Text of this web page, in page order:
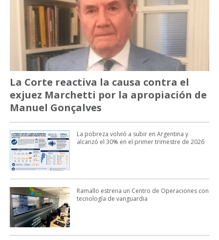
La Corte reactiva la causa contra el
exjuez Marchetti por la apropiación de
Manuel Gonçalves
La pobreza volvió a subir en Argentina y
alcanzó el 30% en el primer trimestre de 2026
Ramallo estrena un Centro de Operaciones con
tecnología de vanguardia